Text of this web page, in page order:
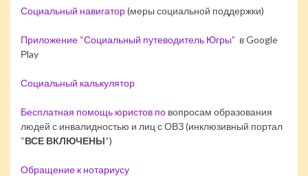
Социальный навигатор(меры социальной поддержки)
Приложение “Социальный путеводитель Югры” в Google
Рlay
Социальный калькулятор
Бесплатная помощь юристов по вопросам образования
людей с инвалидностью и лиц с ОВЗ (инклюзивный портал
“ВСЕ ВКЛЮЧЕНЫ“)
Обращение к нотариусу